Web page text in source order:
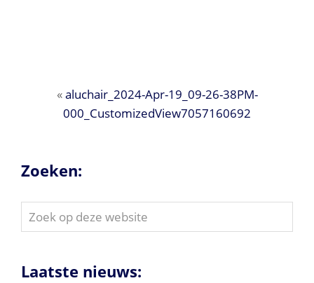
«aluchair_2024-Apr-19_09-26-38PM-
000_CustomizedView7057160692
Zoeken:
Zoek
op
website
Laatste nieuws: